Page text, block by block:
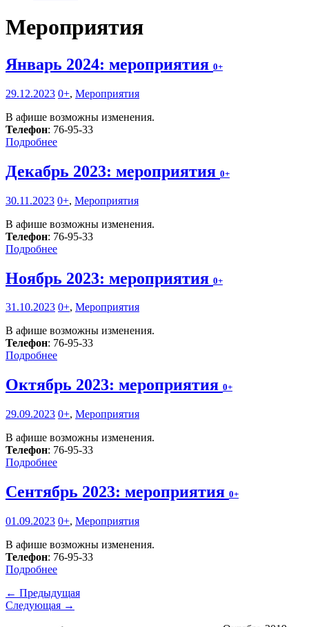
Мероприятия
Январь 2024: мероприятия 0+
29.12.2023 0+, Мероприятия
В афише возможны изменения.
Телефон: 76-95-33
Подробнее
Декабрь 2023: мероприятия 0+
30.11.2023 0+, Мероприятия
В афише возможны изменения.
Телефон: 76-95-33
Подробнее
Ноябрь 2023: мероприятия 0+
31.10.2023 0+, Мероприятия
В афише возможны изменения.
Телефон: 76-95-33
Подробнее
Октябрь 2023: мероприятия 0+
29.09.2023 0+, Мероприятия
В афише возможны изменения.
Телефон: 76-95-33
Подробнее
Сентябрь 2023: мероприятия 0+
01.09.2023 0+, Мероприятия
В афише возможны изменения.
Телефон: 76-95-33
Подробнее
← Предыдущая
Следующая →